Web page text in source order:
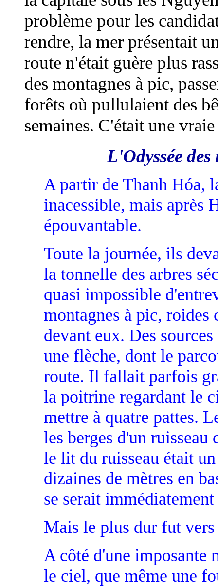
problème pour les
rendre, la mer présentait
route n'était guère plus
des montagnes à pic,
forêts où pullulaient des
semaines. C'était une
L'Odyssée
A partir de Thanh Hóa,
inacessible, mais après
épouvantable.
Toute la journée, ils
la tonnelle des arbres
quasi impossible
montagnes à pic, roides
devant eux. Des
une flèche, dont le
route. Il fallait parfois
la poitrine regardant le
mettre à quatre pattes.
les berges d'un
le lit du ruisseau était
dizaines de mètres en
se serait
Mais le plus dur fut
A côté d'une imposante
le ciel, que même une